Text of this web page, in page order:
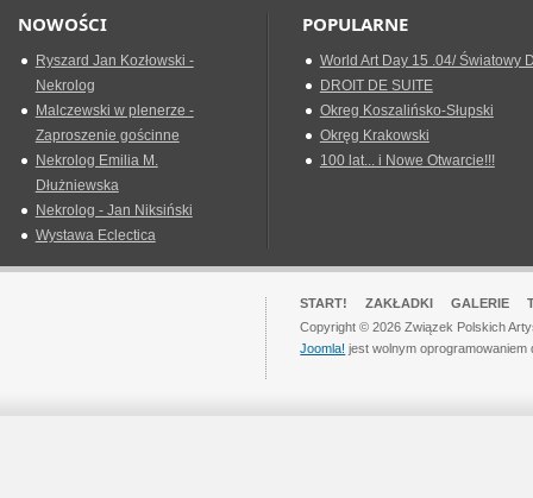
NOWOŚCI
Ryszard Jan Kozłowski -
Nekrolog
Malczewski w plenerze -
Zaproszenie gościnne
Nekrolog Emilia M.
Dłużniewska
Nekrolog - Jan Niksiński
Wystawa Eclectica
POPULARNE
World Art Day 15 .04/ Światowy
DROIT DE SUITE
Okreg Koszalińsko-Słupski
Okręg Krakowski
100 lat... i Nowe Otwarcie!!!
START! ZAKŁADKI GALERIE
Copyright © 2026 Związek Polskich
Joomla! jest wolnym